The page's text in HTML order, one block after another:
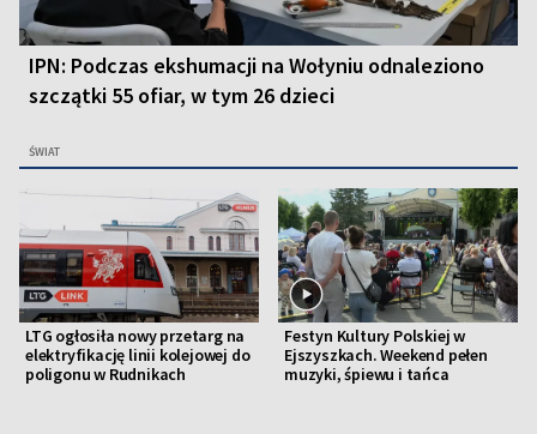
IPN: Podczas ekshumacji na Wołyniu odnaleziono
szczątki 55 ofiar, w tym 26 dzieci
ŚWIAT
LTG ogłosiła nowy przetarg na
elektryfikację linii kolejowej do
poligonu w Rudnikach
Festyn Kultury Polskiej w
Ejszyszkach. Weekend pełen
muzyki, śpiewu i tańca